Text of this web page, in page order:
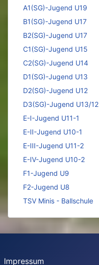
A1(SG)-Jugend U19
B1(SG)-Jugend U17
B2(SG)-Jugend U17
C1(SG)-Jugend U15
C2(SG)-Jugend U14
D1(SG)-Jugend U13
D2(SG)-Jugend U12
D3(SG)-Jugend U13/12
E-I-Jugend U11-1
E-II-Jugend U10-1
E-III-Jugend U11-2
E-IV-Jugend U10-2
F1-Jugend U9
F2-Jugend U8
TSV Minis - Ballschule
Impressum